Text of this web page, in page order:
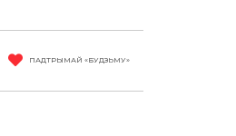
ПАДТРЫМАЙ «БУДЗЬМУ»